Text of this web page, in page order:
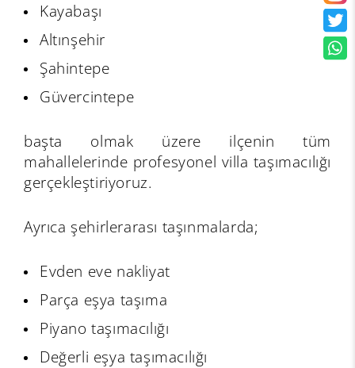
Kayabaşı
Altınşehir
Şahintepe
Güvercintepe
başta olmak üzere ilçenin tüm
mahallelerinde profesyonel villa taşımacılığı
gerçekleştiriyoruz.
Ayrıca şehirlerarası taşınmalarda;
Evden eve nakliyat
Parça eşya taşıma
Piyano taşımacılığı
Değerli eşya taşımacılığı